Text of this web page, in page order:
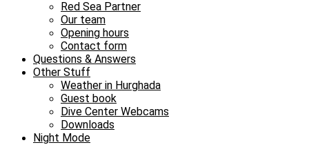
Red Sea Partner
Our team
Opening hours
Contact form
Questions & Answers
Other Stuff
Weather in Hurghada
Guest book
Dive Center Webcams
Downloads
Night Mode